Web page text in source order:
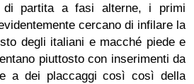
di partita a fasi alterne, i primi
cercano di infilare la
degli italiani e macché piede e
piuttosto con inserimenti da
a dei placcaggi così così della